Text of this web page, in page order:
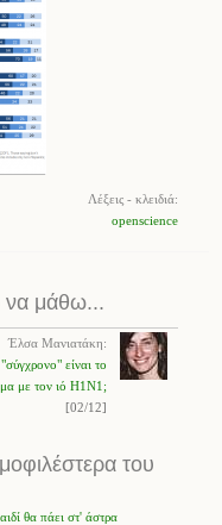
Λέξεις - κλειδιά:
openscience
μάθω...
Έλσα Μανιατάκη:
είναι το
με τον ιό H1N1;
[02/12]
του
θα πάει στ' άστρα